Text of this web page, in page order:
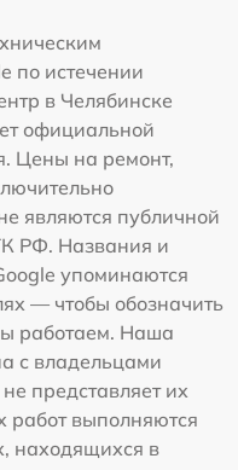
по истечении
в Челябинске
официальной
Цены на ремонт,
являются публичной
РФ. Названия и
упоминаются
— чтобы обозначить
работаем. Наша
с владельцами
представляет их
работ выполняются
находящихся в